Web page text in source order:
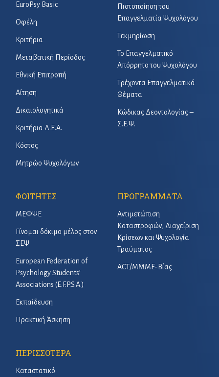
Πιστοποίηση του
Επαγγελματία Ψυχολόγου
Τεκμηρίωση
Το Επαγγελματικό
Απόρρητο του Ψυχολόγου
Τρέχοντα Επαγγελματικά
Θέματα
Κώδικας Δεοντολογίας –
Σ.Ε.Ψ.
EuroPsy Basic
Οφέλη
Κριτήρια
Μεταβατική Περίοδος
Εθνική Επιτροπή
Αίτηση
Δικαιολογητικά
Κριτήρια Δ.Ε.Α.
Κόστος
Μητρώο Ψυχολόγων
ΦΟΙΤΗΤΕΣ
ΜΕΦΨΕ
Γίνομαι δόκιμο μέλος στον
ΣΕΨ
European Federation of
Psychology Students’
Associations (E.F.P.S.A.)
Εκπαίδευση
Πρακτική Άσκηση
ΠΡΟΓΡΑΜΜΑΤΑ
Αντιμετώπιση
Καταστροφών, Διαχείριση
Κρίσεων και Ψυχολογία
Τραύματος
ACT/ΜΜΜΕ-Βίας
ΠΕΡΙΣΣΟΤΕΡΑ
Καταστατικό